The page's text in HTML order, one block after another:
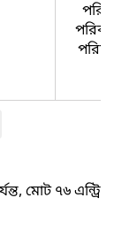
মোট ৭৬ এন্ট্রি